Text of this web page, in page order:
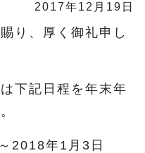
2017年12月19日
り、厚く御礼申し
下記日程を年末年
2018年1月3日